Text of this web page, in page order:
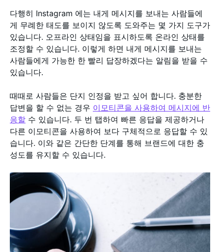
다행히 Instagram 에는 내게 메시지를 보내는 사람들에
게 무례한 태도를 보이지 않도록 도와주는 몇 가지 도구가
있습니다. 오프라인 상태임을 표시하도록 온라인 상태를
조정할 수 있습니다. 이렇게 하면 내게 메시지를 보내는
사람들에게 가능한 한 빨리 답장하겠다는 알림을 받을 수
있습니다.
때때로 사람들은 단지 인정을 받고 싶어 합니다. 충분한
답변을 할 수 없는 경우 이모티콘을 사용하여 메시지에 반
응할 수 있습니다. 두 번 탭하여 빠른 응답을 제공하거나
다른 이모티콘을 사용하여 보다 구체적으로 응답할 수 있
습니다. 이와 같은 간단한 단계를 통해 브랜드에 대한 충
성도를 유지할 수 있습니다.